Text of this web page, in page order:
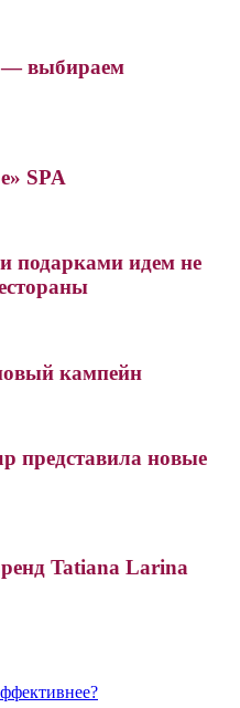
— выбираем
SPA
подарками идем не
кампейн
представила новые
Tatiana Larina